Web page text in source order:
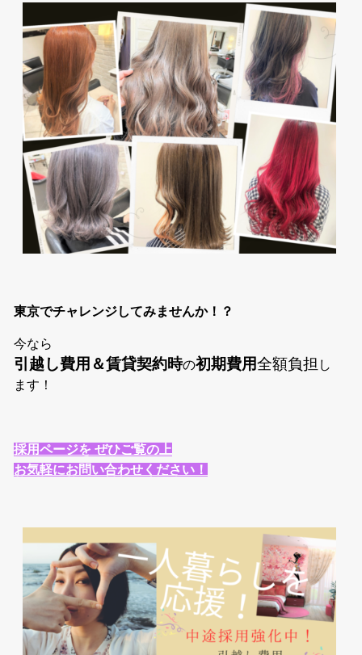
東京でチャレンジしてみませんか！？
今なら
引越し費用＆賃貸契約時の初期費用全額負担 し
ます！
採用ページを ぜひご覧の上
お気軽にお問い合わせください！